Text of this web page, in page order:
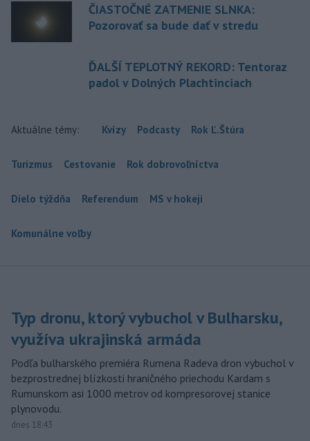
ČIASTOČNÉ ZATMENIE SLNKA:
Pozorovať sa bude dať v stredu
ĎALŠÍ TEPLOTNÝ REKORD: Tentoraz
padol v Dolných Plachtinciach
Aktuálne témy: Kvízy Podcasty Rok Ľ.Štúra
Turizmus Cestovanie Rok dobrovoľníctva
Dielo týždňa Referendum MS v hokeji
Komunálne voľby
Typ dronu, ktorý vybuchol v Bulharsku,
využíva ukrajinská armáda
Podľa bulharského premiéra Rumena Radeva dron vybuchol v
bezprostrednej blízkosti hraničného priechodu Kardam s
Rumunskom asi 1000 metrov od kompresorovej stanice
plynovodu.
dnes 18:43